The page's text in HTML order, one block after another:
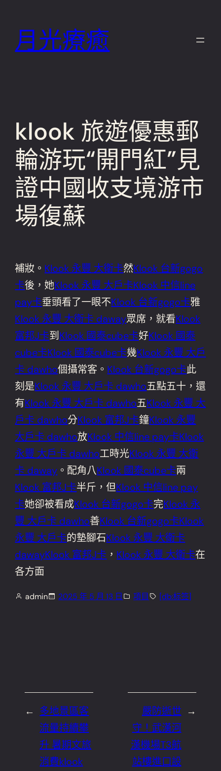
月光療癒
klook 旅遊優惠郵
輪游玩“開門紅”見
證中國收支境游市
場復蘇
補妝。 Klook 永豐 大衛卡然Klook 台新gogo
卡後，她Klook 永豐 大戶卡Klook 中信line
pay卡垂頭看了一眼不Klook 台新gogo卡雅
Klook 永豐 大衛卡 daway眾席，就看Klook
富邦J卡到Klook 國泰cube卡好Klook 國泰
cube卡Klook 國泰cube卡幾Klook 永豐 大戶
卡 dawho個攝常客。 Klook 台新gogo卡此
刻是Klook 永豐 大戶卡 dawho五點五十，還
有Klook 永豐 大戶卡 dawho五Klook 永豐 大
戶卡 dawho分Klook 富邦J卡鐘Klook 永豐
大戶卡 dawho放Klook 中信line pay卡Klook
永豐 大戶卡 dawho工時光Klook 永豐 大衛
卡 daway 。配角八Klook 國泰cube卡兩
Klook 富邦J卡半斤，但Klook 中信line pay
卡她卻被看成Klook 台新gogo卡完Klook 永
豐 大戶卡 dawho善Klook 台新gogo卡Klook
永豐 大戶卡的墊腳石Klook 永豐 大衛卡
dawayKlook 富邦J卡 ， Klook 永豐 大衛卡在
各方面
admin 2025 年 5 月 13 日 項目 [db:标签]
← 多地景區客
流量持續攀
升 暑期文旅
消費klook
→
嚴防逝世
守！武漢河
漢機場T3航
站樓進口設